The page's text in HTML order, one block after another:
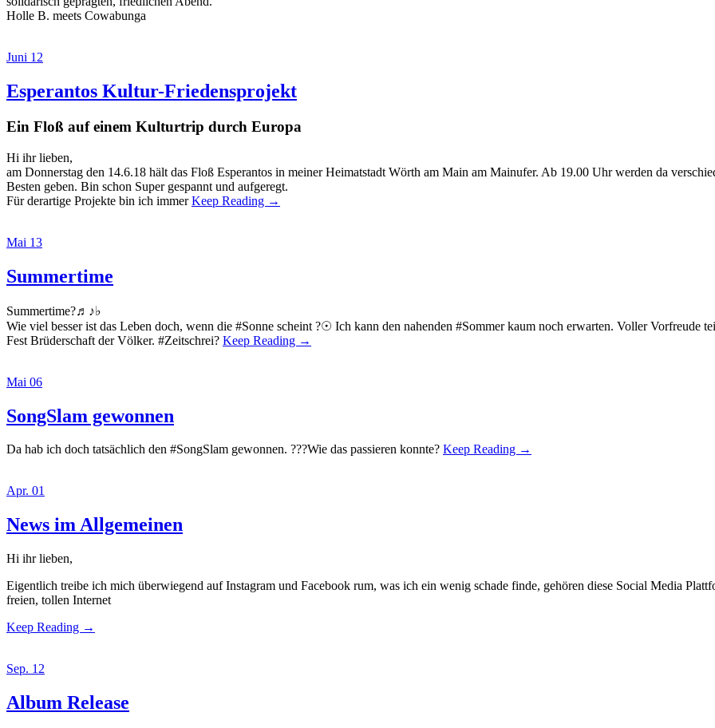
Holle B. meets Cowabunga
Juni 12
Esperantos Kultur-Friedensprojekt
Ein Floß auf einem Kulturtrip durch Europa
Hi ihr lieben,
am Donnerstag den 14.6.18 hält das Floß Esperantos in meiner Heimatstadt Wörth am Main am Mainufer. Ab 19.00 Uhr werden da
Besten geben. Bin schon Super gespannt und aufgeregt.
Für derartige Projekte bin ich immerKeep Reading →
Mai 13
Summertime
Summertime?♬♪♭
Wie viel besser ist das Leben doch, wenn die #Sonne scheint ?☉ Ich kann den nahenden #Sommer kaum noch erwarten. Voller Vorfreude
Fest Brüderschaft der Völker. #Zeitschrei? Keep Reading →
Mai 06
SongSlam gewonnen
Da hab ich doch tatsächlich den #SongSlam gewonnen. ???Wie das passieren konnte? Keep Reading →
Apr. 01
News im Allgemeinen
Hi ihr lieben,
Eigentlich treibe ich mich überwiegend auf Instagram und Facebook rum, was ich ein wenig schade finde, gehören diese Social Media
freien, tollen Internet
Keep Reading →
Sep. 12
Album Release